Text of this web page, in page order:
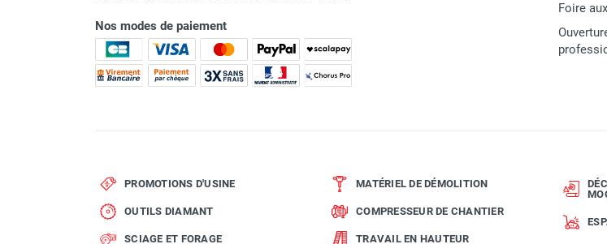
Nos modes de paiement
Foire
PROMOTIONS D'USINE
OUTILS DIAMANT
SCIAGE ET FORAGE
MATÉRIEL DE DÉMOLITION
COMPRESSEUR DE CHANTIER
TRAVAIL EN HAUTEUR